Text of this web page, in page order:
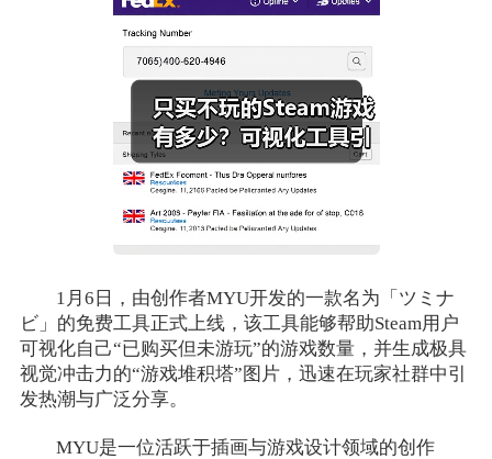
1月6日，由创作者MYU开发的一款名为「ツミナ
ビ」的免费工具正式上线，该工具能够帮助Steam用户
可视化自己“已购买但未游玩”的游戏数量，并生成极具
视觉冲击力的“游戏堆积塔”图片，迅速在玩家社群中引
发热潮与广泛分享。
MYU是一位活跃于插画与游戏设计领域的创作